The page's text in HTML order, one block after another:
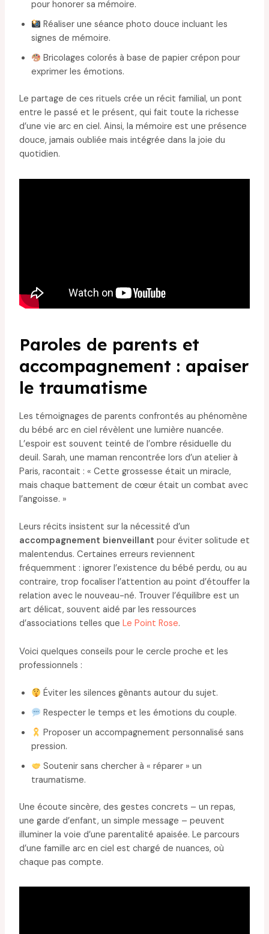
pour honorer sa mémoire.
Réaliser une séance photo douce incluant les
signes de mémoire.
Bricolages colorés à base de papier crépon pour
exprimer les émotions.
Le partage de ces rituels crée un récit familial, un pont
entre le passé et le présent, qui fait toute la richesse
d’une vie arc en ciel. Ainsi, la mémoire est une présence
douce, jamais oubliée mais intégrée dans la joie du
quotidien.
Paroles de parents et
accompagnement : apaiser
le traumatisme
Les témoignages de parents confrontés au phénomène
du bébé arc en ciel révèlent une lumière nuancée.
L’espoir est souvent teinté de l’ombre résiduelle du
deuil. Sarah, une maman rencontrée lors d’un atelier à
Paris, racontait : « Cette grossesse était un miracle,
mais chaque battement de cœur était un combat avec
l’angoisse. »
Leurs récits insistent sur la nécessité d’un
accompagnement bienveillant pour éviter solitude et
malentendus. Certaines erreurs reviennent
fréquemment : ignorer l’existence du bébé perdu, ou au
contraire, trop focaliser l’attention au point d’étouffer la
relation avec le nouveau-né. Trouver l’équilibre est un
art délicat, souvent aidé par les ressources
d’associations telles que Le Point Rose.
Voici quelques conseils pour le cercle proche et les
professionnels :
Éviter les silences gênants autour du sujet.
Respecter le temps et les émotions du couple.
Proposer un accompagnement personnalisé sans
pression.
Soutenir sans chercher à « réparer » un
traumatisme.
Une écoute sincère, des gestes concrets – un repas,
une garde d’enfant, un simple message – peuvent
illuminer la voie d’une parentalité apaisée. Le parcours
d’une famille arc en ciel est chargé de nuances, où
chaque pas compte.